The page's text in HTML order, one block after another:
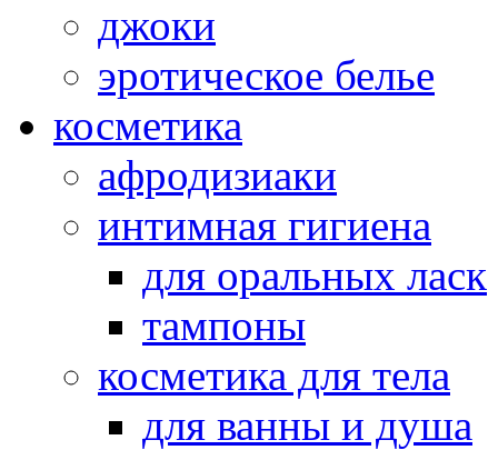
джоки
эротическое белье
косметика
афродизиаки
интимная гигиена
для оральных ласк
тампоны
косметика для тела
для ванны и душа